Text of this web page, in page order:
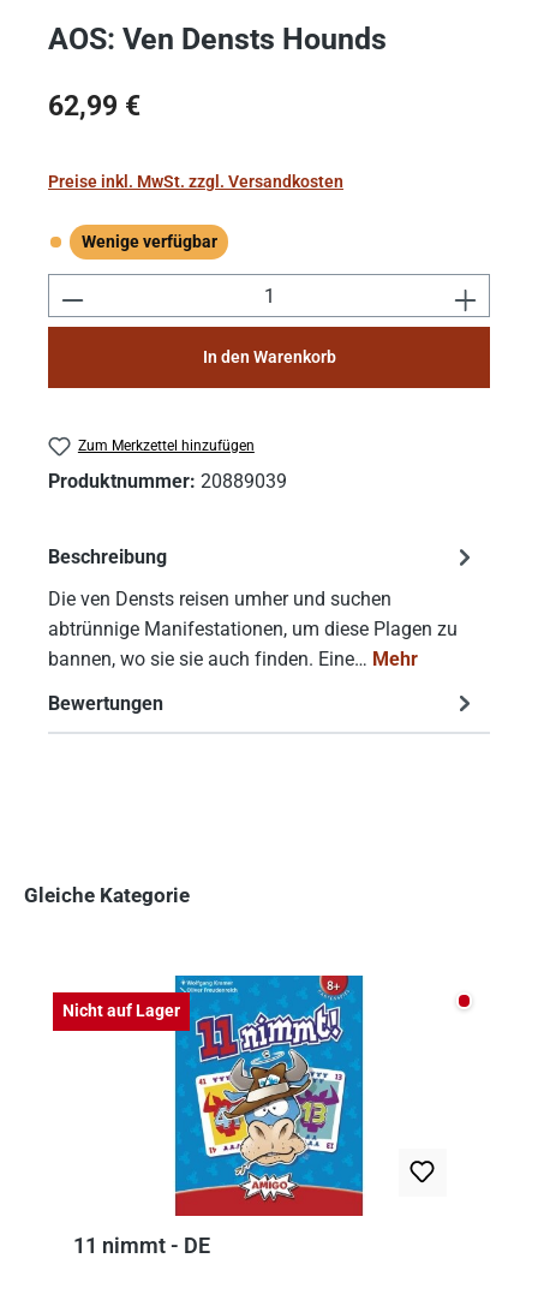
AOS: Ven Densts Hounds
Regulärer Preis:
62,99 €
Preise inkl. MwSt. zzgl. Versandkosten
Wenige verfügbar
Wenige verfügbar
Produkt Anzahl: Gib den gewünschten
In den Warenkorb
Zum Merkzettel hinzufügen
Produktnummer: 20889039
Beschreibung
Die ven Densts reisen umher und suchen
abtrünnige Manifestationen, um diese Plagen zu
bannen, wo sie sie auch finden. Eine… Mehr
Bewertungen
Gleiche Kategorie
Nicht auf Lager Nicht
11 nimmt - DE